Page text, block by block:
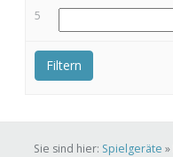
5
Filtern
Sie sind hier: Spielgeräte »